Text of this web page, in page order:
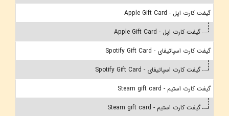
گیفت کارت اپل - Apple Gift Card
گیفت کارت اپل - Apple Gift Card
گیفت کارت اسپاتیفای - Spotify Gift Card
گیفت کارت اسپاتیفای - Spotify Gift Card
گیفت کارت استیم - Steam gift card
گیفت کارت استیم - Steam gift card